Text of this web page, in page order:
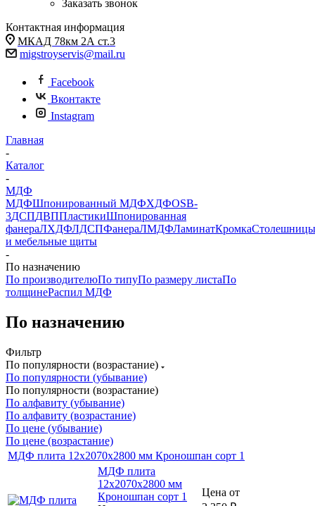
Заказать звонок
Контактная информация
МКАД 78км 2А ст.3
migstroyservis@mail.ru
Facebook
Вконтакте
Instagram
Главная
-
Каталог
-
МДФ
МДФШпонированный МДФХДФOSB-
3ДСПДВППластикиШпонированная
фанераЛХДФЛДСПФанераЛМДФЛаминатКромкаСтолешницы
и мебельные щиты
-
По назначению
По производителюПо типуПо размеру листаПо
толщинеРаспил МДФ
По назначению
Фильтр
По популярности (возрастание)
По популярности (убывание)
По популярности (возрастание)
По алфавиту (убывание)
По алфавиту (возрастание)
По цене (убывание)
По цене (возрастание)
МДФ плита 12х2070х2800 мм Кроношпан сорт 1
МДФ плита
12х2070х2800 мм
Кроношпан сорт 1
Цена от